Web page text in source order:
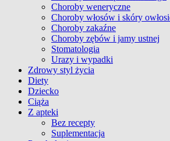
Choroby weneryczne
Choroby włosów i skóry
Choroby zakaźne
Choroby zębów i jamy ustnej
Stomatologia
Urazy i wypadki
Zdrowy styl życia
Diety
Dziecko
Ciąża
Z apteki
Bez recepty
Suplementacja